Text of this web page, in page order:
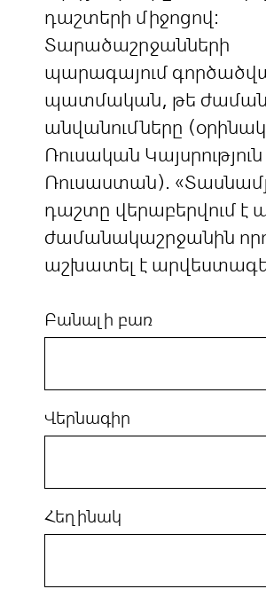
դաշտերի միջոցով:
Տարածաշրջանների
պարագայում
պատմական, թե
անվանումները
Ռուսական
Ռուսաստան).
դաշտը վերաբերվում է
ժամանակաշրջանին
աշխատել է
Բանալի բառ
Վերնագիր
Հեղինակ